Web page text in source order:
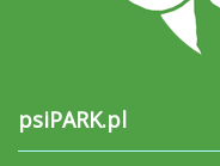
psiPARK.pl